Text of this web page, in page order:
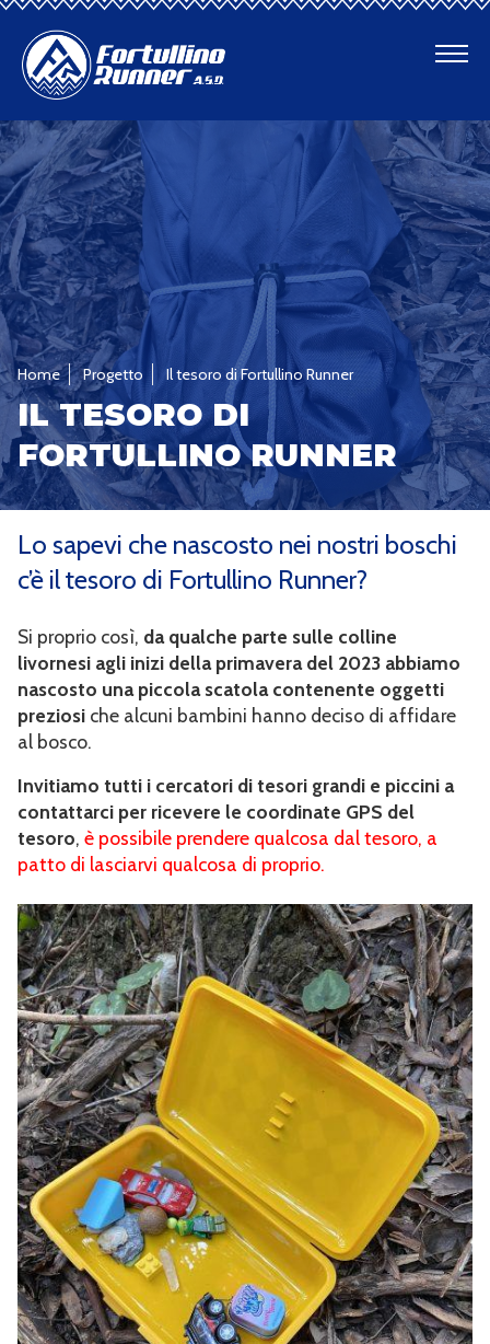
CHI SIAMO
SENTIERI
PROGETTI
PARTECIPAZIONI A COMPETIZIONI DI TRAIL
RUNNING
GUIDA LOCAL
ESCURSIONI E CAMMINATE
SUMMER TRAILRUN FEST
IL TESORO DI FORTULLINO RUNNER
BLOG
GALLERY
CONTATTI
REGISTRAZIONE
AREA TESSERATI
Home Progetto Il tesoro di Fortullino Runner
IL TESORO DI
FORTULLINO RUNNER
Lo sapevi che nascosto nei nostri boschi
c’è il tesoro di Fortullino Runner?
Si proprio così, da qualche parte sulle colline
livornesi agli inizi della primavera del 2023 abbiamo
nascosto una piccola scatola contenente oggetti
preziosi che alcuni bambini hanno deciso di affidare
al bosco.
Invitiamo tutti i cercatori di tesori grandi e piccini a
contattarci per ricevere le coordinate GPS del
tesoro, è possibile prendere qualcosa dal tesoro, a
patto di lasciarvi qualcosa di proprio.